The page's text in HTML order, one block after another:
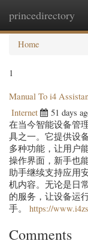
princedirectory
Home
1
Manual To i4
Internet 51 days
在当今智能设备管
具之一。它提供设
多种功能，让用户
操作界面，新手也
助手继续支持应用
机内容。无论是日
的服务，让设备运
手。 https://
Comments